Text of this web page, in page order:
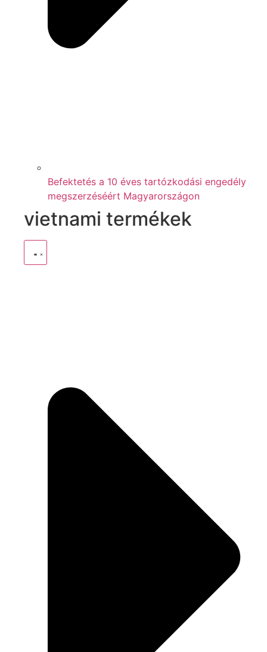
Befektetés a 10 éves tartózkodási engedély
megszerzéséért Magyarországon
vietnami termékek